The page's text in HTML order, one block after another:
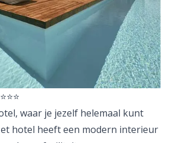
waar je jezelf helemaal kunt
hotel heeft een modern interieur